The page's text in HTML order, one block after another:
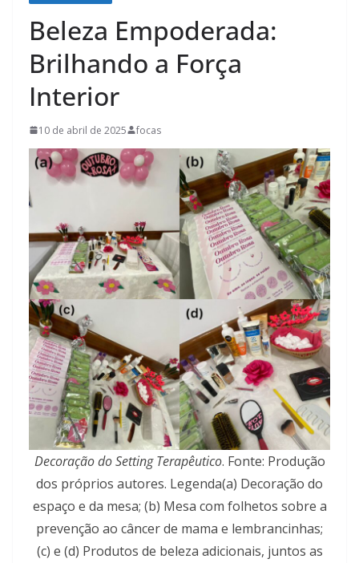
Beleza Empoderada:
Brilhando a Força
Interior
10 de abril de 2025 focas
Decoração do Setting Terapêutico. Fonte: Produção
dos próprios autores. Legenda(a) Decoração do
espaço e da mesa; (b) Mesa com folhetos sobre a
prevenção ao câncer de mama e lembrancinhas;
(c) e (d) Produtos de beleza adicionais, juntos as